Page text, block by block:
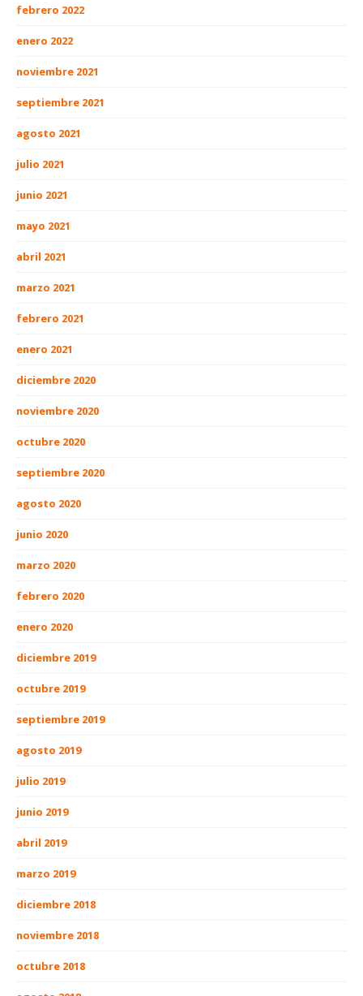
febrero 2022
enero 2022
noviembre 2021
septiembre 2021
agosto 2021
julio 2021
junio 2021
mayo 2021
abril 2021
marzo 2021
febrero 2021
enero 2021
diciembre 2020
noviembre 2020
octubre 2020
septiembre 2020
agosto 2020
junio 2020
marzo 2020
febrero 2020
enero 2020
diciembre 2019
octubre 2019
septiembre 2019
agosto 2019
julio 2019
junio 2019
abril 2019
marzo 2019
diciembre 2018
noviembre 2018
octubre 2018